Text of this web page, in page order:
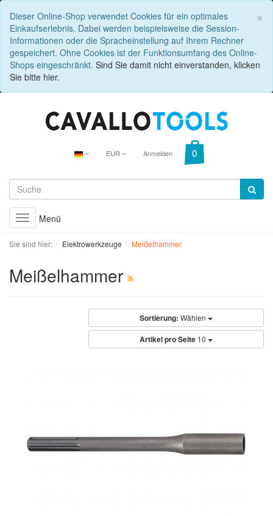
×
Dieser Online-Shop verwendet Cookies für ein optimales
Einkaufserlebnis. Dabei werden beispielsweise die Session-
Informationen oder die Spracheinstellung auf Ihrem Rechner
gespeichert. Ohne Cookies ist der Funktionsumfang des Online-
Shops eingeschränkt. Sind Sie damit nicht einverstanden, klicken
Sie bitte hier.
EUR Anmelden
Toggle
navigation
Menü
Sie sind hier: Elektrowerkzeuge Meißelhammer
Meißelhammer
Sortierung: Wählen
Artikel pro Seite 10